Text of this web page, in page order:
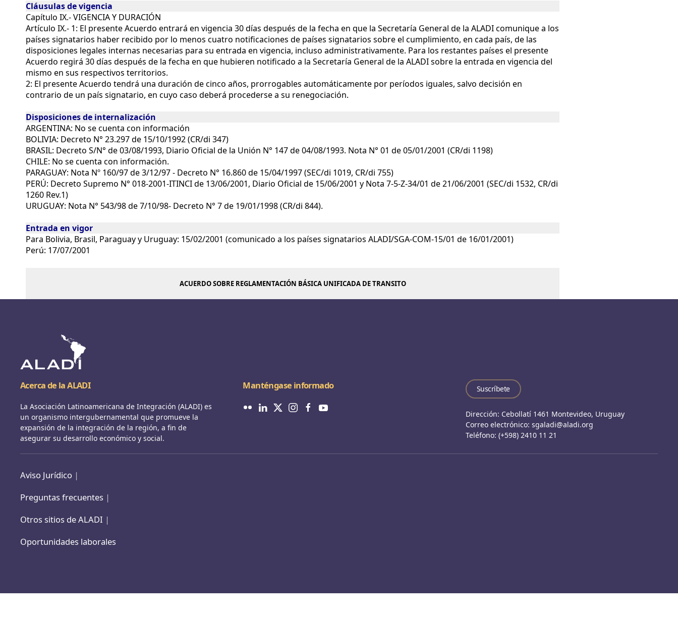
Cláusulas de vigencia
Capítulo IX.- VIGENCIA Y DURACIÓN
Artículo IX.- 1: El presente Acuerdo entrará en vigencia 30 días después de la fecha en que la Secretaría General de la ALADI comunique a los
países signatarios haber recibido por lo menos cuatro notificaciones de países signatarios sobre el cumplimiento, en cada país, de las
disposiciones legales internas necesarias para su entrada en vigencia, incluso administrativamente. Para los restantes países el presente
Acuerdo regirá 30 días después de la fecha en que hubieren notificado a la Secretaría General de la ALADI sobre la entrada en vigencia del
mismo en sus respectivos territorios.
2: El presente Acuerdo tendrá una duración de cinco años, prorrogables automáticamente por períodos iguales, salvo decisión en
contrario de un país signatario, en cuyo caso deberá procederse a su renegociación.
Disposiciones de internalización
ARGENTINA: No se cuenta con información
BOLIVIA: Decreto N° 23.297 de 15/10/1992 (CR/di 347)
BRASIL: Decreto S/N° de 03/08/1993, Diario Oficial de la Unión N° 147 de 04/08/1993. Nota N° 01 de 05/01/2001 (CR/di 1198)
CHILE: No se cuenta con información.
PARAGUAY: Nota Nº 160/97 de 3/12/97 - Decreto N° 16.860 de 15/04/1997 (SEC/di 1019, CR/di 755)
PERÚ: Decreto Supremo N° 018-2001-ITINCI de 13/06/2001, Diario Oficial de 15/06/2001 y Nota 7-5-Z-34/01 de 21/06/2001 (SEC/di 1532, CR/di
1260 Rev.1)
URUGUAY: Nota N° 543/98 de 7/10/98- Decreto N° 7 de 19/01/1998 (CR/di 844).
Entrada en vigor
Para Bolivia, Brasil, Paraguay y Uruguay: 15/02/2001 (comunicado a los países signatarios ALADI/SGA-COM-15/01 de 16/01/2001)
Perú: 17/07/2001
ACUERDO SOBRE REGLAMENTACIÓN BÁSICA UNIFICADA DE TRANSITO
Acerca de la ALADI
La Asociación Latinoamericana de Integración (ALADI) es
un organismo intergubernamental que promueve la
expansión de la integración de la región, a fin de
asegurar su desarrollo económico y social.
Manténgase informado Suscríbete
Dirección: Cebollatí 1461 Montevideo, Uruguay
Correo electrónico: sgaladi@aladi.org
Teléfono: (+598) 2410 11 21
Aviso Jurídico |
Preguntas frecuentes |
Otros sitios de ALADI |
Oportunidades laborales